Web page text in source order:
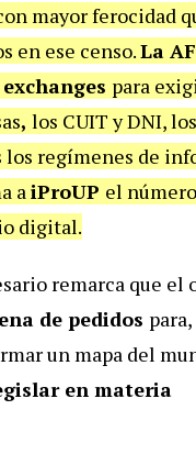
mayor ferocidad
en ese censo.La
para
, los CUIT y DNI,
los regímenes de
a iProUP el
digital.
remarca que el
de pedidos para,
un mapa del
en materia